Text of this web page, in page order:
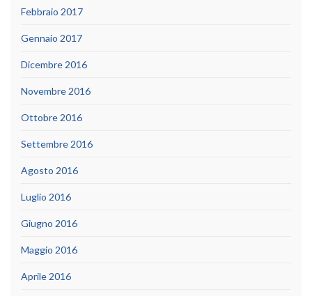
Febbraio 2017
Gennaio 2017
Dicembre 2016
Novembre 2016
Ottobre 2016
Settembre 2016
Agosto 2016
Luglio 2016
Giugno 2016
Maggio 2016
Aprile 2016